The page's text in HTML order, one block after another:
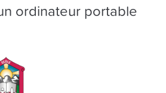
ordinateur portable